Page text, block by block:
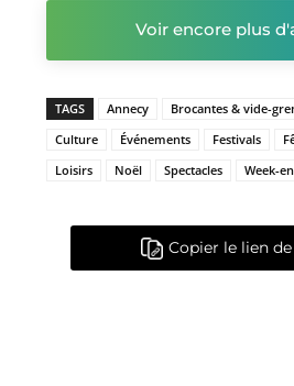
Voir encore plus
TAGS Annecy Brocantes & vide-
Culture
Événements Festivals
Loisirs
Noël Spectacles Week-
Copier le lien